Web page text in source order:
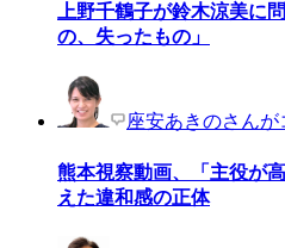
上野千鶴子が鈴木涼美
の、失ったもの」
座安あきのさん
熊本視察動画、「主役が
えた違和感の正体